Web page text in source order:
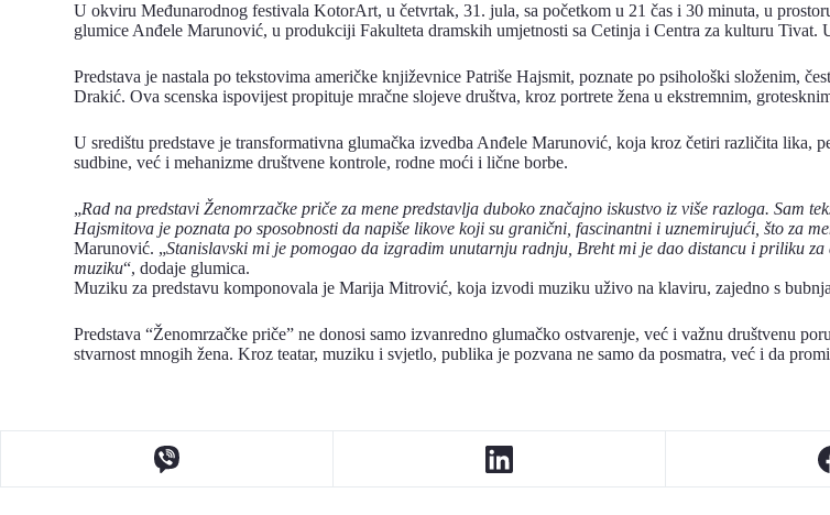
U okviru Međunarodnog festivala KotorArt, u četvrtak, 31. jula, sa početkom u 21 čas i 30 minuta, u
glumice Anđele Marunović, u produkciji Fakulteta dramskih umjetnosti sa Cetinja i Centra za kulturu Tivat.
Predstava je nastala po tekstovima američke književnice Patriše Hajsmit, poznate po psihološki složenim,
Drakić. Ova scenska ispovijest propituje mračne slojeve društva, kroz portrete žena u ekstremnim,
U središtu predstave je transformativna glumačka izvedba Anđele Marunović, koja kroz četiri različita lika,
sudbine, već i mehanizme društvene kontrole, rodne moći i lične borbe.
„Rad na predstavi Ženomrzačke priče za mene predstavlja duboko značajno iskustvo iz više razloga. Sam
Hajsmitova je poznata po sposobnosti da napiše likove koji su granični, fascinantni i uznemirujući, što za
Marunović. „Stanislavski mi je pomogao da izgradim unutarnju radnju, Breht mi je dao distancu i priliku
muziku“, dodaje glumica.
Muziku za predstavu komponovala je Marija Mitrović, koja izvodi muziku uživo na klaviru, zajedno s
Predstava “Ženomrzačke priče” ne donosi samo izvanredno glumačko ostvarenje, već i važnu društvenu
stvarnost mnogih žena. Kroz teatar, muziku i svjetlo, publika je pozvana ne samo da posmatra, već i da